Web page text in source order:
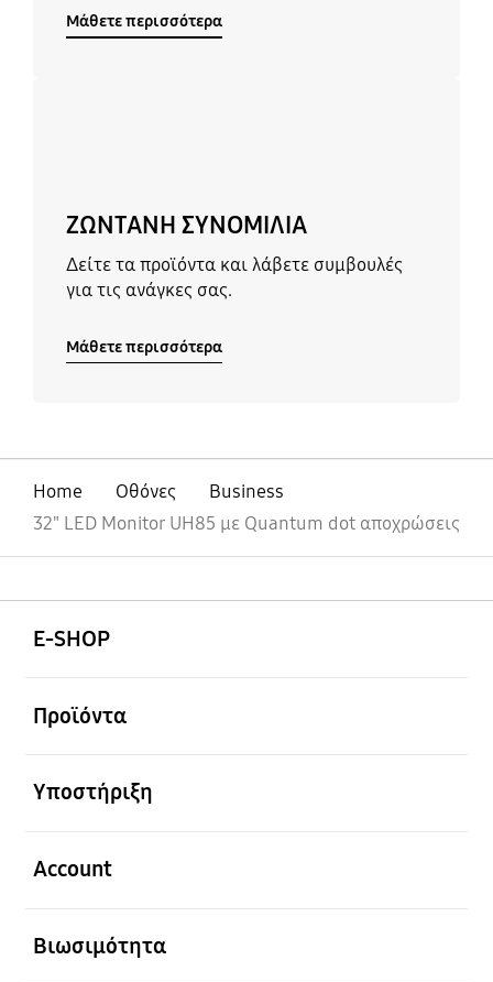
Μάθετε περισσότερα
ΖΩΝΤΑΝΗ ΣΥΝΟΜΙΛΙΑ
Δείτε τα προϊόντα και λάβετε συμβουλές
για τις ανάγκες σας.
Μάθετε περισσότερα
Home Οθόνες
Business
32" LED Monitor UH85 με Quantum dot αποχρώσεις
E-SHOP
Προϊόντα
Υποστήριξη
Account
Βιωσιμότητα